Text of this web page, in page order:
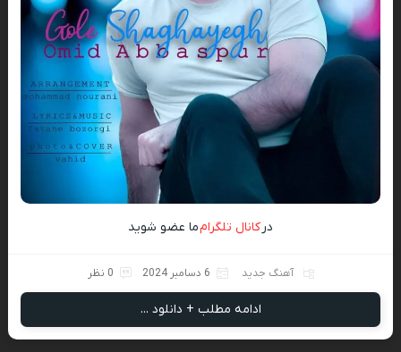
درکانال تلگرامما عضو شوید
آهنگ جدید 6 دسامبر 2024 0 نظر
ادامه مطلب + دانلود ...